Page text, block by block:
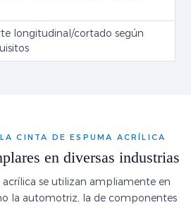
longitudinal/cortado según
CINTA DE ESPUMA ACRÍLICA
en diversas industrias
acrílica se utilizan ampliamente en
la automotriz, la de componentes